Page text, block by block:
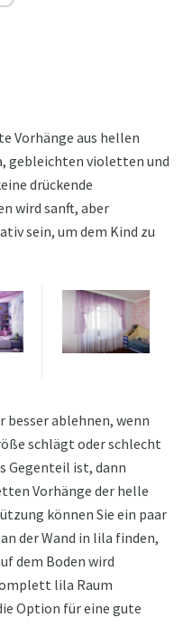
Vorhänge aus hellen
gebleichten violetten und
drückende
wird sanft, aber
sein, um dem Kind zu
besser ablehnen, wenn
schlägt oder schlecht
Gegenteil ist, dann
Vorhänge der helle
können Sie ein paar
der Wand in lila finden,
dem Boden wird
lila Raum
Option für eine gute